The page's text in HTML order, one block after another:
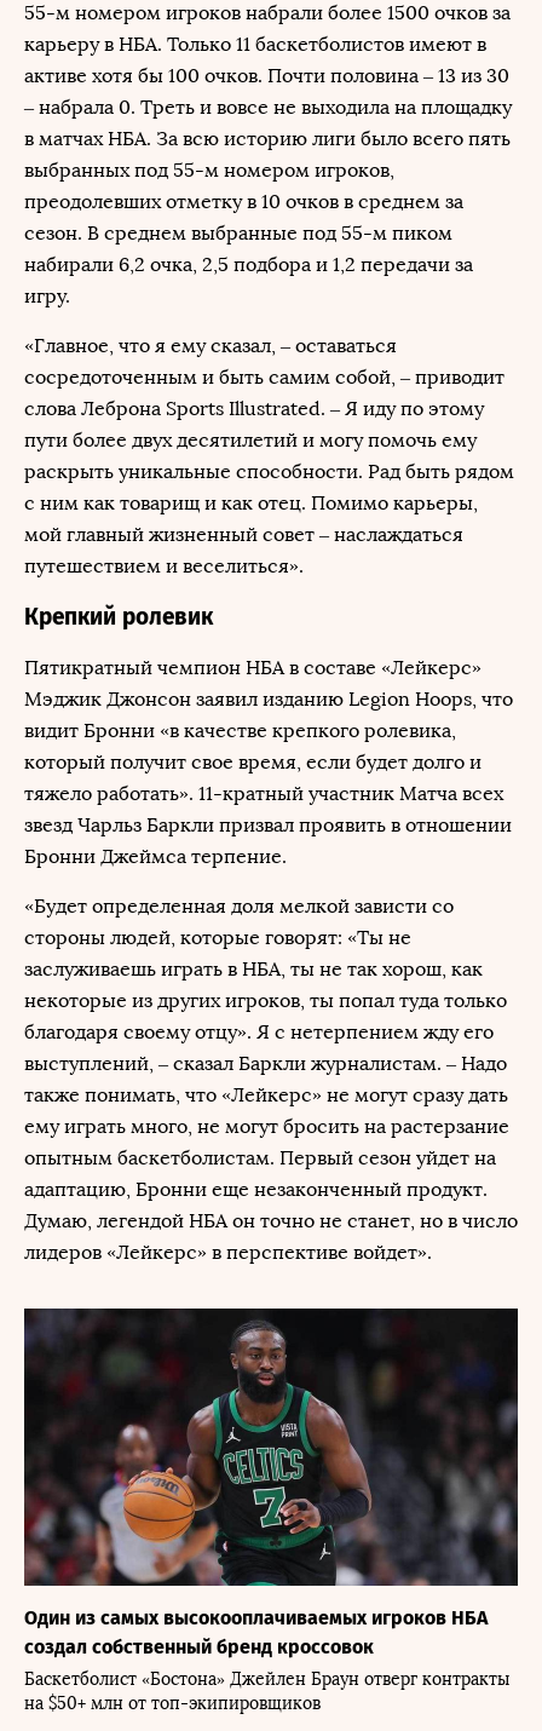
55-м номером игроков набрали более 1500 очков за
карьеру в НБА. Только 11 баскетболистов имеют в
активе хотя бы 100 очков. Почти половина – 13 из 30
– набрала 0. Треть и вовсе не выходила на площадку
в матчах НБА. За всю историю лиги было всего пять
выбранных под 55-м номером игроков,
преодолевших отметку в 10 очков в среднем за
сезон. В среднем выбранные под 55-м пиком
набирали 6,2 очка, 2,5 подбора и 1,2 передачи за
игру.
«Главное, что я ему сказал, – оставаться
сосредоточенным и быть самим собой, – приводит
слова Леброна Sports Illustrated. – Я иду по этому
пути более двух десятилетий и могу помочь ему
раскрыть уникальные способности. Рад быть рядом
с ним как товарищ и как отец. Помимо карьеры,
мой главный жизненный совет – наслаждаться
путешествием и веселиться».
Крепкий ролевик
Пятикратный чемпион НБА в составе «Лейкерс»
Мэджик Джонсон заявил изданию Legion Hoops, что
видит Бронни «в качестве крепкого ролевика,
который получит свое время, если будет долго и
тяжело работать». 11-кратный участник Матча всех
звезд Чарльз Баркли призвал проявить в отношении
Бронни Джеймса терпение.
«Будет определенная доля мелкой зависти со
стороны людей, которые говорят: «Ты не
заслуживаешь играть в НБА, ты не так хорош, как
некоторые из других игроков, ты попал туда только
благодаря своему отцу». Я с нетерпением жду его
выступлений, – сказал Баркли журналистам. – Надо
также понимать, что «Лейкерс» не могут сразу дать
ему играть много, не могут бросить на растерзание
опытным баскетболистам. Первый сезон уйдет на
адаптацию, Бронни еще незаконченный продукт.
Думаю, легендой НБА он точно не станет, но в число
лидеров «Лейкерс» в перспективе войдет».
Один из самых высокооплачиваемых игроков НБА
создал собственный бренд кроссовок
Баскетболист «Бостона» Джейлен Браун отверг контракты
на $50+ млн от топ-экипировщиков